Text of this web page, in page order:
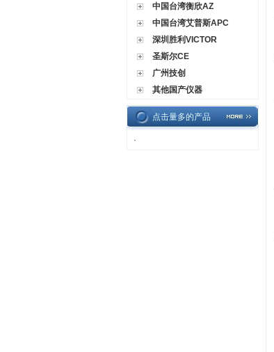
中国台湾衡欣AZ
中国台湾艾普斯APC
深圳胜利VICTOR
圣斯尔CE
广州技创
其他国产仪器
点击量多的产品
·